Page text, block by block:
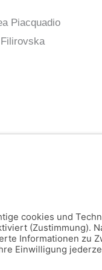
Piacquadio